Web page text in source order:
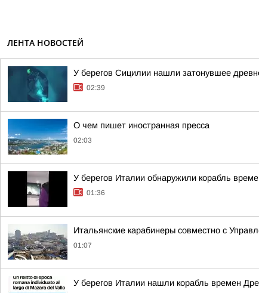
ЛЕНТА НОВОСТЕЙ
У берегов Сицилии нашли затонувшее
02:39
О чем пишет иностранная пресса
02:03
У берегов Италии обнаружили корабль
01:36
Итальянские карабинеры совместно с
01:07
У берегов Италии нашли корабль времен